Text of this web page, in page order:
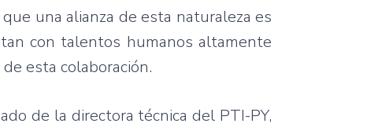
una alianza de esta naturaleza es
con talentos humanos altamente
esta colaboración.
de la directora técnica del PTI-PY,